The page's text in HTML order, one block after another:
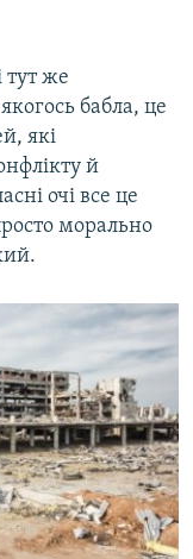
тут же
бабла, це
які
й
очі все це
морально